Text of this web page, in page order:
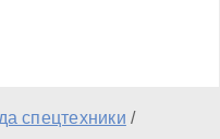
спецтехники /